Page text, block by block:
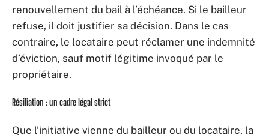
renouvellement du bail à l’échéance. Si le bailleur
refuse, il doit justifier sa décision. Dans le cas
contraire, le locataire peut réclamer une indemnité
d’éviction, sauf motif légitime invoqué par le
propriétaire.
Résiliation : un cadre légal strict
Que l’initiative vienne du bailleur ou du locataire, la